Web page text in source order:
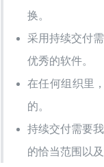
换。
采用持续交付
优秀的软件。
在任何组织里
的。
持续交付需要
的恰当范围以